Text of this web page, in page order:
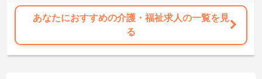
あなたにおすすめの介護・福祉求人の一覧を見
る